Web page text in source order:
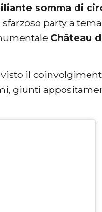
somma di
party a
Château
il
giunti